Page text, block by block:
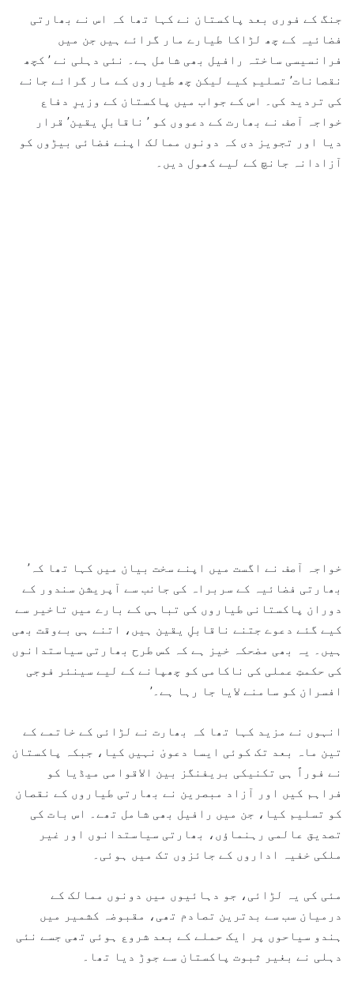
جنگ کے فوری بعد پاکستان نے کہا تھا کہ اس نے بھارتی
فضائیہ کے چھ لڑاکا طیارے مار گرائے ہیں جن میں
فرانسیسی ساختہ رافیل بھی شامل ہے۔ نئی دہلی نے ’ کچھ
نقصانات’ تسلیم کیے لیکن چھ طیاروں کے مار گرائے جانے
کی تردید کی۔ اس کے جواب میں پاکستان کے وزیرِ دفاع
خواجہ آصف نے بھارت کے دعووں کو ’ ناقابلِ یقین’ قرار
دیا اور تجویز دی کہ دونوں ممالک اپنے فضائی بیڑوں کو
آزادانہ جانچ کے لیے کھول دیں۔
خواجہ آصف نے اگست میں اپنے سخت بیان میں کہا تھا کہ’
بھارتی فضائیہ کے سربراہ کی جانب سے آپریشن سندور کے
دوران پاکستانی طیاروں کی تباہی کے بارے میں تاخیر سے
کیے گئے دعوے جتنے ناقابلِ یقین ہیں، اتنے ہی بےوقت بھی
ہیں۔ یہ بھی مضحکہ خیز ہے کہ کس طرح بھارتی سیاستدانوں
کی حکمتِ عملی کی ناکامی کو چھپانے کے لیے سینئر فوجی
افسران کو سامنے لایا جا رہا ہے۔’
انہوں نے مزید کہا تھا کہ بھارت نے لڑائی کے خاتمے کے
تین ماہ بعد تک کوئی ایسا دعویٰ نہیں کیا، جبکہ پاکستان
نے فوراً ہی تکنیکی بریفنگز بین الاقوامی میڈیا کو
فراہم کیں اور آزاد مبصرین نے بھارتی طیاروں کے نقصان
کو تسلیم کیا، جن میں رافیل بھی شامل تھے۔ اس بات کی
تصدیق عالمی رہنماؤں، بھارتی سیاستدانوں اور غیر
ملکی خفیہ اداروں کے جائزوں تک میں ہوئی۔
مئی کی یہ لڑائی، جو دہائیوں میں دونوں ممالک کے
درمیان سب سے بدترین تصادم تھی، مقبوضہ کشمیر میں
ہندو سیاحوں پر ایک حملے کے بعد شروع ہوئی تھی جسے نئی
دہلی نے بغیر ثبوت پاکستان سے جوڑ دیا تھا۔